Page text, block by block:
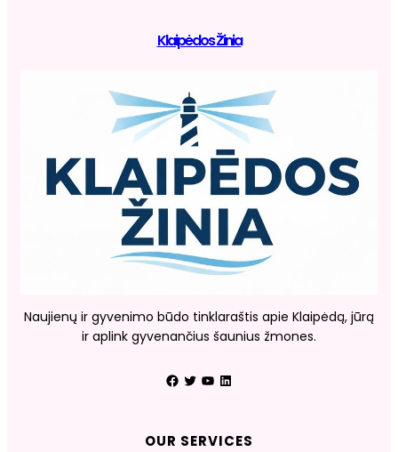
Klaipėdos Žinia
Naujienų ir gyvenimo būdo tinklaraštis apie Klaipėdą, jūrą
ir aplink gyvenančius šaunius žmones.
Facebook Twitter YouTube LinkedIn
OUR SERVICES